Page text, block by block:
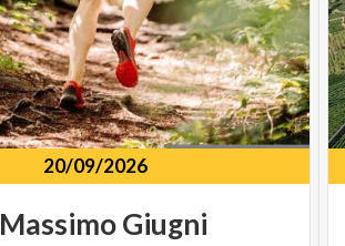
20/09/2026
MassimoGiugni